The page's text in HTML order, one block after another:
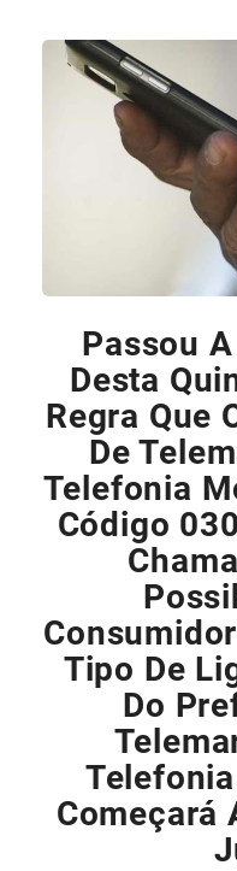
Passou
Desta
Regra Que
De
Telefonia
Código
Tipo De
Do
Começará